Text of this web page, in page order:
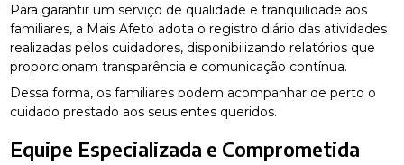
Para garantir um serviço de qualidade e tranquilidade aos
familiares, a Mais Afeto adota o registro diário das atividades
realizadas pelos cuidadores, disponibilizando relatórios que
proporcionam transparência e comunicação contínua.
Dessa forma, os familiares podem acompanhar de perto o
cuidado prestado aos seus entes queridos.
Equipe Especializada e Comprometida